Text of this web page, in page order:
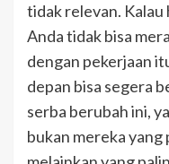
tidak relevan. Kalau
Anda tidak bisa
dengan pekerjaan
depan bisa segera
serba berubah ini,
bukan mereka